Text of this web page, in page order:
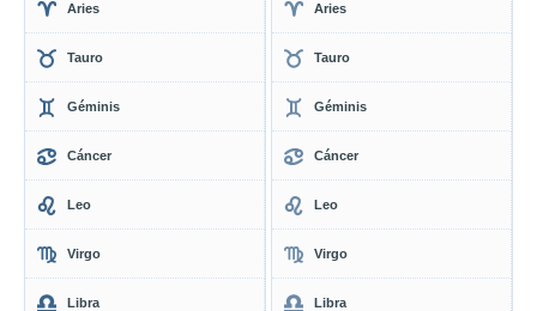
Aries
Tauro
Géminis
Cáncer
Leo
Virgo
Libra
Aries
Tauro
Géminis
Cáncer
Leo
Virgo
Libra